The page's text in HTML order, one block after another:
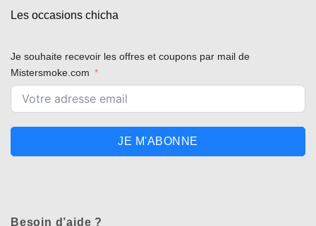
Les occasions chicha
Je souhaite recevoir les offres et coupons par mail de
Mistersmoke.com
JE M'ABONNE
Besoin d’aide ?